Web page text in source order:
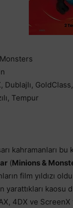
Dublajlı,
Tempur
kahramanları
(Minions &
film yıldızı
yarattıkları
4DX ve